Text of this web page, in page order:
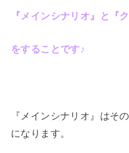
『メインシナリオ』と『
をすることです♪
『メインシナリオ』はそ
になります。